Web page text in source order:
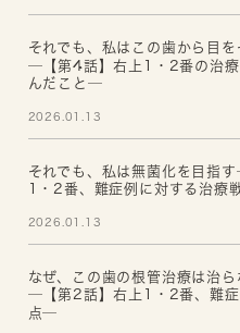
それでも、私はこの歯から目
─【第4話】右上1・2番の治療
んだこと─
2026.01.13
それでも、私は無菌化を目指
1・2番、難症例に対する治療
2026.01.13
なぜ、この歯の根管治療は治ら
─【第2話】右上1・2番、難症
点─